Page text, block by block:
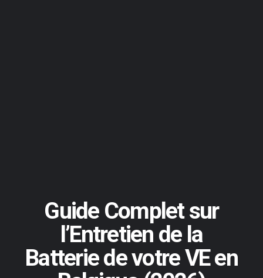
Guide Complet sur
l’Entretien de la
Batterie de votre VE en